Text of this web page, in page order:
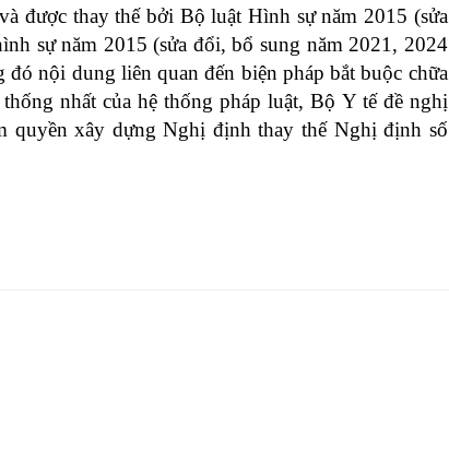
được thay thế bởi Bộ luật Hình sự năm 2015 (sửa
sự năm 2015 (sửa đổi, bổ sung năm 2021, 2024
nội dung liên quan đến biện pháp bắt buộc chữa
nhất của hệ thống pháp luật, Bộ Y tế đề nghị
quyền xây dựng Nghị định thay thế Nghị định số